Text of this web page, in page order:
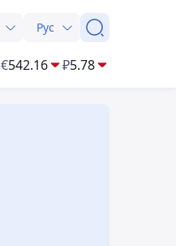
Рус
€542.16 ₽5.78